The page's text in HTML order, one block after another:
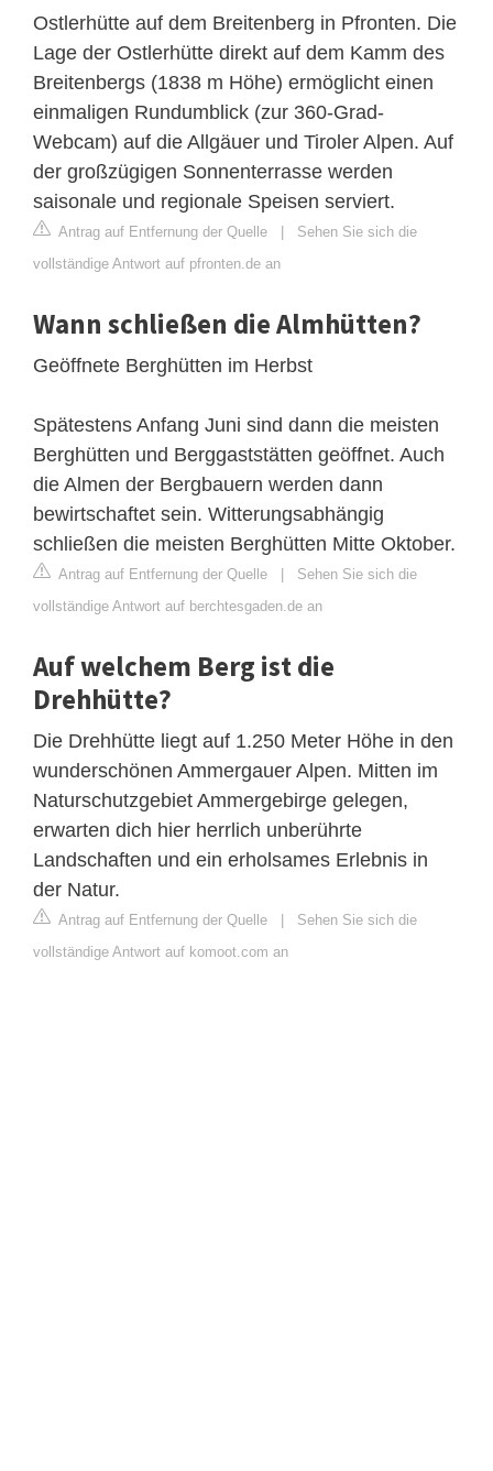
Ostlerhütte auf dem Breitenberg in Pfronten. Die
Lage der Ostlerhütte direkt auf dem Kamm des
Breitenbergs (1838 m Höhe) ermöglicht einen
einmaligen Rundumblick (zur 360-Grad-
Webcam) auf die Allgäuer und Tiroler Alpen. Auf
der großzügigen Sonnenterrasse werden
saisonale und regionale Speisen serviert.
Antrag auf Entfernung der Quelle | Sehen Sie sich die
vollständige Antwort auf pfronten.de an
Wann schließen die Almhütten?
Geöffnete Berghütten im Herbst
Spätestens Anfang Juni sind dann die meisten
Berghütten und Berggaststätten geöffnet. Auch
die Almen der Bergbauern werden dann
bewirtschaftet sein. Witterungsabhängig
schließen die meisten Berghütten Mitte Oktober.
Antrag auf Entfernung der Quelle | Sehen Sie sich die
vollständige Antwort auf berchtesgaden.de an
Auf welchem Berg ist die
Drehhütte?
Die Drehhütte liegt auf 1.250 Meter Höhe in den
wunderschönen Ammergauer Alpen. Mitten im
Naturschutzgebiet Ammergebirge gelegen,
erwarten dich hier herrlich unberührte
Landschaften und ein erholsames Erlebnis in
der Natur.
Antrag auf Entfernung der Quelle | Sehen Sie sich die
vollständige Antwort auf komoot.com an